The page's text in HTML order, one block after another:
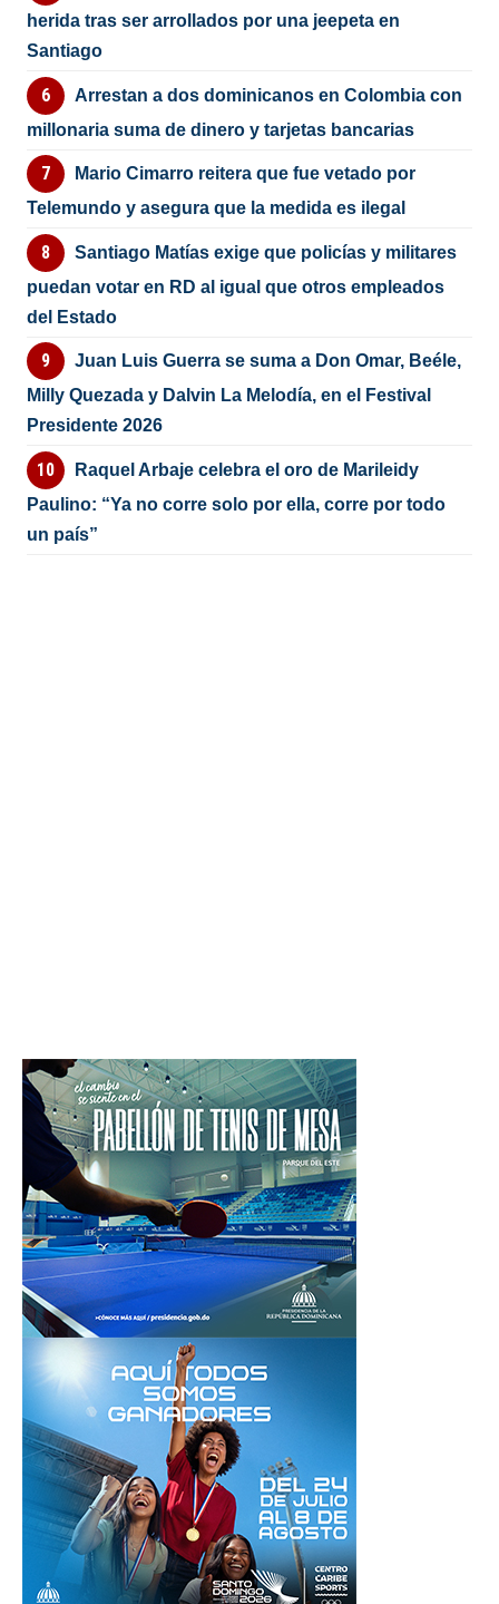
herida tras ser arrollados por una jeepeta en
Santiago
Arrestan a dos dominicanos en Colombia con
millonaria suma de dinero y tarjetas bancarias
Mario Cimarro reitera que fue vetado por
Telemundo y asegura que la medida es ilegal
Santiago Matías exige que policías y militares
puedan votar en RD al igual que otros empleados
del Estado
Juan Luis Guerra se suma a Don Omar, Beéle,
Milly Quezada y Dalvin La Melodía, en el Festival
Presidente 2026
Raquel Arbaje celebra el oro de Marileidy
Paulino: “Ya no corre solo por ella, corre por todo
un país”